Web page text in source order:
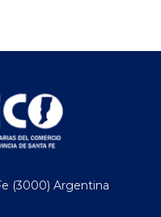
(3000) Argentina